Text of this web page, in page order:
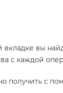
вы
с каждой
получить с